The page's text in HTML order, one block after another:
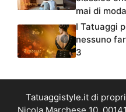
mai di moda
I Tatuaggi
nessuno
3
Tatuaggistyle.it di